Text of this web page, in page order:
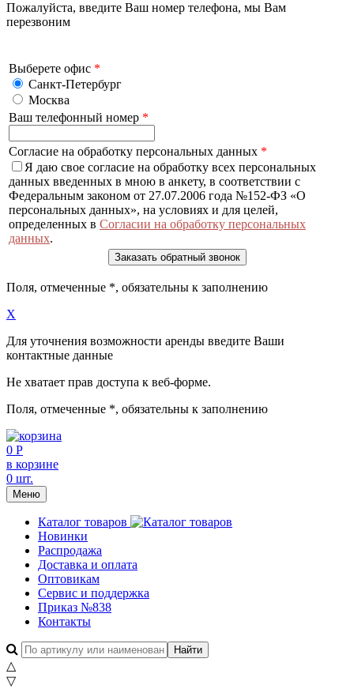
Пожалуйста, введите Ваш номер телефона, мы Вам
перезвоним
Выберете офис *
Санкт-Петербург
Москва
Ваш телефонный номер *
Согласие на обработку персональных данных *
Я даю свое согласие на обработку всех персональных
данных введенных в мною в анкету, в соответствии с
Федеральным законом от 27.07.2006 года №152-ФЗ «О
персональных данных», на условиях и для целей,
определенных в Согласии на обработку персональных
данных.
Поля, отмеченные *, обязательны к заполнению
X
Для уточнения возможности аренды введите Ваши
контактные данные
Не хватает прав доступа к веб-форме.
Поля, отмеченные *, обязательны к заполнению
0 Р
в корзине
0 шт.
Меню
Каталог товаров
Новинки
Распродажа
Доставка и оплата
Оптовикам
Сервис и поддержка
Приказ №838
Контакты
△
▽